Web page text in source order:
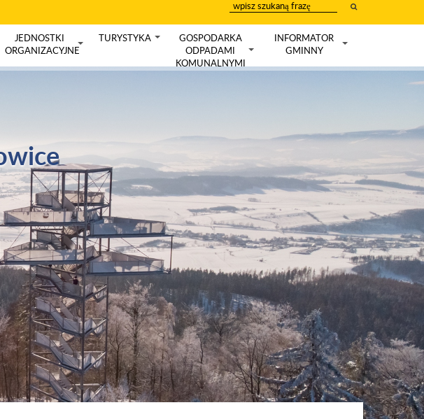
wpisz
szukany
tekst
JEDNOSTKI
ORGANIZACYJNE
TURYSTYKA
GOSPODARKA
ODPADAMI
KOMUNALNYMI
INFORMATOR
GMINNY